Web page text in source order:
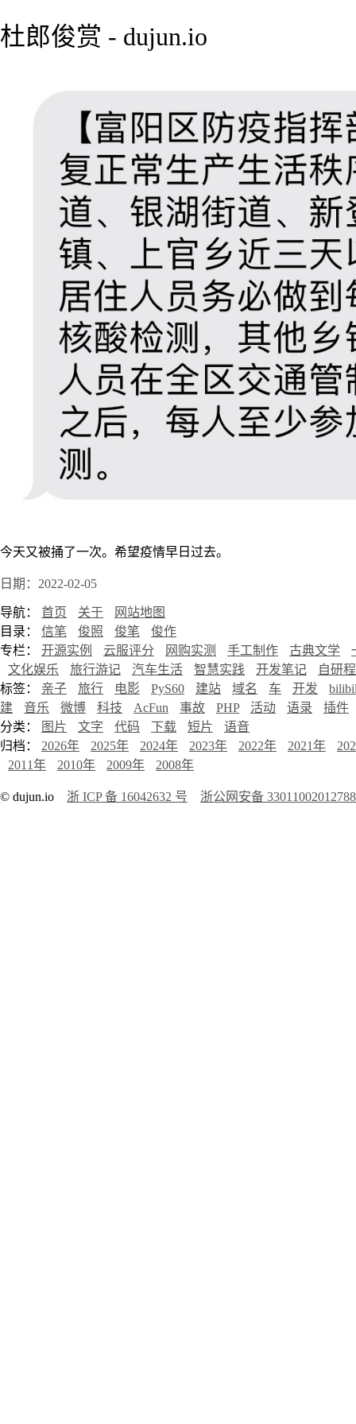
杜郎俊赏 - dujun.io
今天又被捅了一次。希望疫情早日过去。
日期：2022-02-05
导航： 首页 关于
网站地图
目录： 信笔 俊照 俊笔
俊作
专栏： 开源实例 云服评分 网购实测 手工制作 古典文学
文化娱乐
旅行游记 汽车生活 智慧实践 开发笔记
自研
标签： 亲子 旅行 电影 PyS60 建站 域名 车 开发
建
音乐 微博 科技 AcFun 事故 PHP 活动 语录
插件
分类：
图片 文字 代码 下载 短片
语音
归档： 2026年 2025年 2024年 2023年 2022年 2021年
2011年
2010年 2009年 2008年
© dujun.io 浙 ICP 备 16042632 号 浙公网安备